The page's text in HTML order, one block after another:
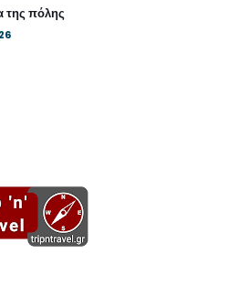
της πόλης